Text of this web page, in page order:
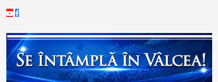
to
Youtube
Facebook